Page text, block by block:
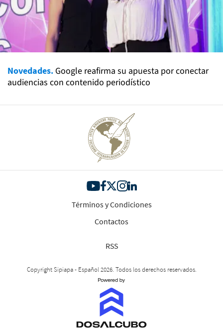
Novedades. Google reafirma su apuesta por conectar
audiencias con contenido periodístico
Términos y Condiciones
Contactos
RSS
Copyright Sipiapa - Español 2026. Todos los derechos reservados.